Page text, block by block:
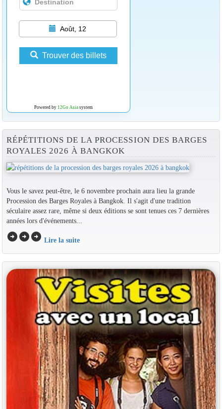
Août, 12
Trouver des billets
Powered by 12Go Asiasystem
RÉPÉTITIONS DE LA PROCESSION DES BARGES
ROYALES 2026 À BANGKOK
Vous le savez peut-être, le 6 novembre prochain aura lieu la grande
Procession des Barges Royales à Bangkok. Il s'agit d'une tradition
séculaire assez rare, même si deux éditions se sont tenues ces 7 dernières
années lors d'événements...
arrow_circle_rightarrow_circle_rightarrow_circle_right Lire la suite